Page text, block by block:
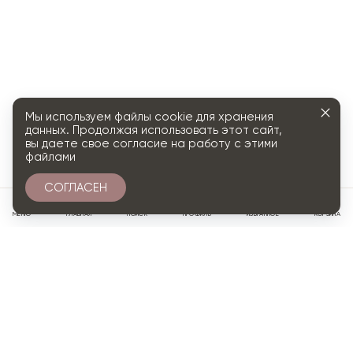
МЕНЮ ГЛАВНАЯ ПОИСК ПРОФИЛЬ ИЗБРАННОЕ КОРЗИНА
Мы используем файлы cookie для хранения
данных. Продолжая использовать этот сайт,
вы даете свое согласие на работу с этими
файлами
СОГЛАСЕН